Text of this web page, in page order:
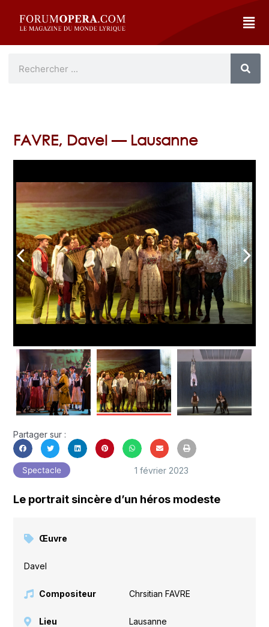
FAVRE, Davel — Lausanne
arrow_back_ios arrow_forward_ios
Partager sur :
Spectacle 1 février 2023
Le portrait sincère d’un héros modeste
Œuvre
Davel
Compositeur Chrsitian FAVRE
Lieu Lausanne